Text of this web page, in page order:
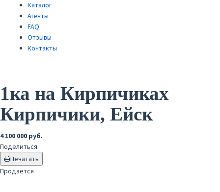
Каталог
Агенты
FAQ
Отзывы
Контакты
1ка на Кирпичиках
Кирпичики, Ейск
4 100 000 руб.
Поделиться:
Печатать
Продается